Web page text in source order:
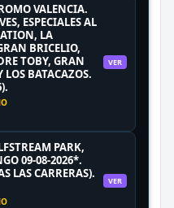
VALENCIA.
ESPECIALES AL
LA
BRICELIO,
TOBY, GRAN
LOS BATACAZOS.
VER
PARK,
09-08-2026*.
LAS CARRERAS).
VER